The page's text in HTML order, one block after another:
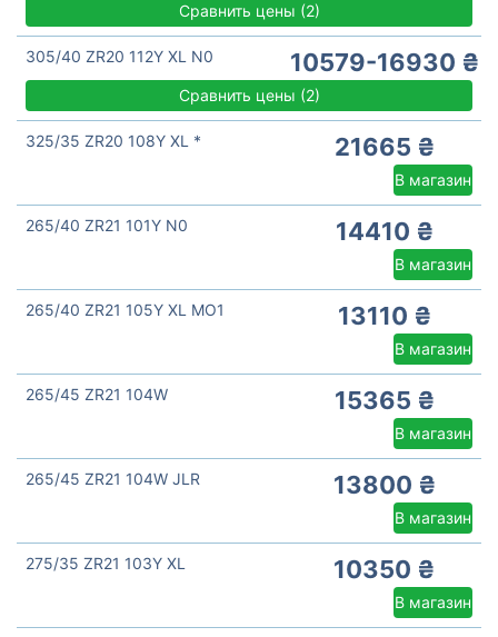
Сравнить цены (2)
305/40 ZR20 112Y XL N0 10579-16930 ₴
Сравнить цены (2)
325/35 ZR20 108Y XL * 21665 ₴
В магазин
265/40 ZR21 101Y N0 14410 ₴
В магазин
265/40 ZR21 105Y XL MO1 13110 ₴
В магазин
265/45 ZR21 104W 15365 ₴
В магазин
265/45 ZR21 104W JLR 13800 ₴
В магазин
275/35 ZR21 103Y XL 10350 ₴
В магазин